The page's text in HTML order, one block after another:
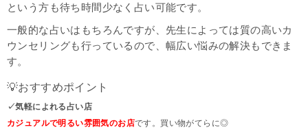
という方も待ち時間少なく占い可能です。
一般的な占いはもちろんですが、先生によっては質の高いカ
ウンセリングも行っているので、幅広い悩みの解決もできま
す。
💡おすすめポイント
✓気軽によれる占い店
カジュアルで明るい雰囲気のお店です。買い物がてらに◎